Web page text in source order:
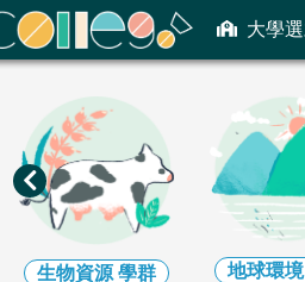
大學
ColleGo! 大學選才與高中育才輔助系統
生物資源學群 地球環境